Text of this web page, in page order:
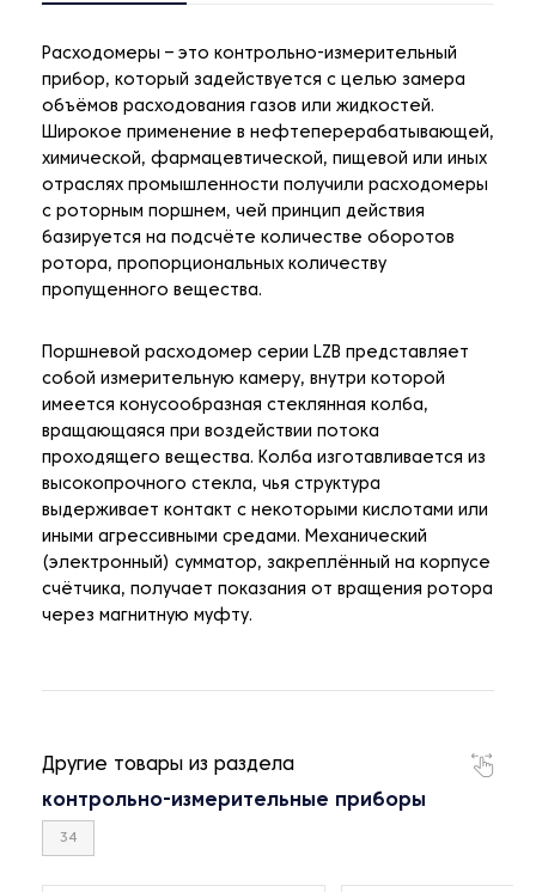
Расходомеры – это контрольно-измерительный
прибор, который задействуется с целью замера
объёмов расходования газов или жидкостей.
Широкое применение в нефтеперерабатывающей,
химической, фармацевтической, пищевой или иных
отраслях промышленности получили расходомеры
с роторным поршнем, чей принцип действия
базируется на подсчёте количестве оборотов
ротора, пропорциональных количеству
пропущенного вещества.
Поршневой расходомер серии LZB представляет
собой измерительную камеру, внутри которой
имеется конусообразная стеклянная колба,
вращающаяся при воздействии потока
проходящего вещества. Колба изготавливается из
высокопрочного стекла, чья структура
выдерживает контакт с некоторыми кислотами или
иными агрессивными средами. Механический
(электронный) сумматор, закреплённый на корпусе
счётчика, получает показания от вращения ротора
через магнитную муфту.
Другие товары из раздела
контрольно-измерительные приборы
34